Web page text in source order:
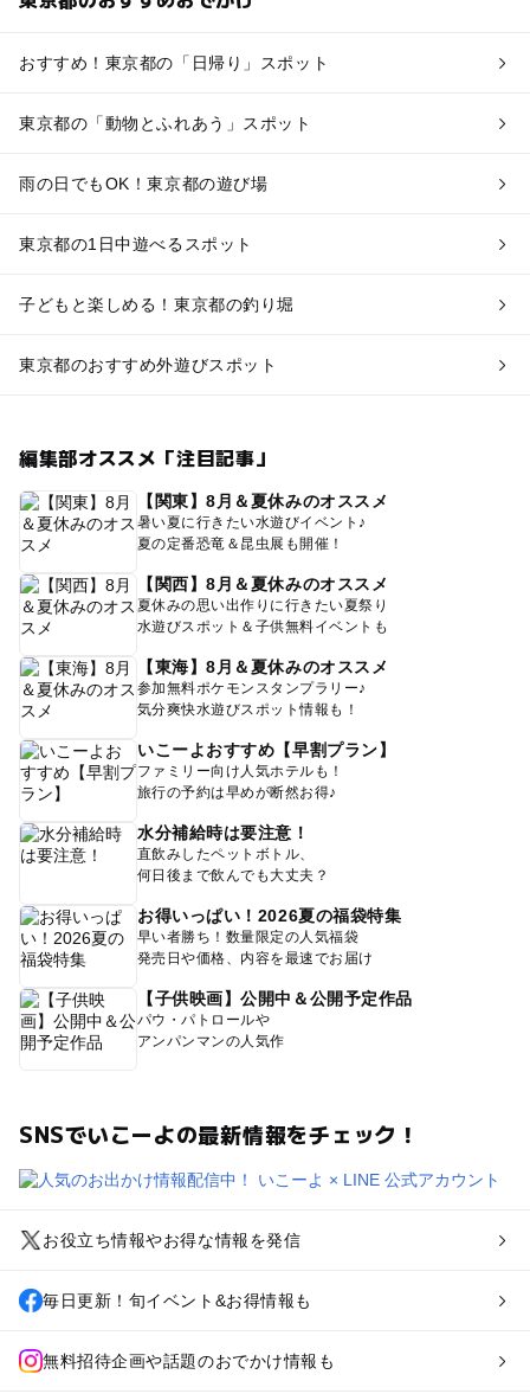
おすすめ！東京都の「日帰り」スポット
東京都の「動物とふれあう」スポット
雨の日でもOK！東京都の遊び場
東京都の1日中遊べるスポット
子どもと楽しめる！東京都の釣り堀
東京都のおすすめ外遊びスポット
編集部オススメ「注目記事」
【関東】8月＆夏休みのオススメ
暑い夏に行きたい水遊びイベント♪
夏の定番恐竜＆昆虫展も開催！
【関西】8月＆夏休みのオススメ
夏休みの思い出作りに行きたい夏祭り
水遊びスポット＆子供無料イベントも
【東海】8月＆夏休みのオススメ
参加無料ポケモンスタンプラリー♪
気分爽快水遊びスポット情報も！
いこーよおすすめ【早割プラン】
ファミリー向け人気ホテルも！
旅行の予約は早めが断然お得♪
水分補給時は要注意！
直飲みしたペットボトル、
何日後まで飲んでも大丈夫？
お得いっぱい！2026夏の福袋特集
早い者勝ち！数量限定の人気福袋
発売日や価格、内容を最速でお届け
【子供映画】公開中＆公開予定作品
パウ・パトロールや
アンパンマンの人気作
SNSでいこーよの最新情報をチェック！
お役立ち情報やお得な情報を発信
毎日更新！旬イベント&お得情報も
無料招待企画や話題のおでかけ情報も